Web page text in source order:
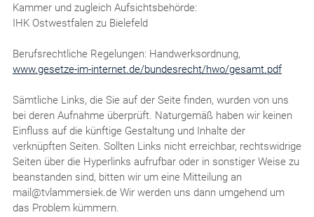
Kammer und zugleich Aufsichtsbehörde:
IHK Ostwestfalen zu Bielefeld
Berufsrechtliche Regelungen: Handwerksordnung,
www.gesetze-im-internet.de/bundesrecht/hwo/gesamt.pdf
Sämtliche Links, die Sie auf der Seite finden, wurden von uns
bei deren Aufnahme überprüft. Naturgemäß haben wir keinen
Einfluss auf die künftige Gestaltung und Inhalte der
verknüpften Seiten. Sollten Links nicht erreichbar, rechtswidrige
Seiten über die Hyperlinks aufrufbar oder in sonstiger Weise zu
beanstanden sind, bitten wir um eine Mitteilung an
mail@tvlammersiek.de Wir werden uns dann umgehend um
das Problem kümmern.